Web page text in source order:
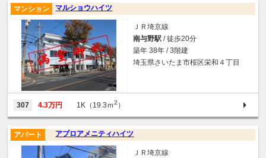
マルショウハイツ
マンション
ＪＲ埼京線
南与野駅 / 徒歩20分
築年 38年 / 3階建
埼玉県さいたま市桜区栄和４丁目
307 4.3万円 1K（19.3ｍ2 ）
アプロアメニティハイツ
アパート
ＪＲ埼京線